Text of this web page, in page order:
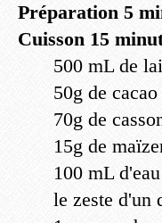
Préparation 5
Cuisson 15
500 mL de
50g de
70g de
15g de
100 mL
le zeste d'un